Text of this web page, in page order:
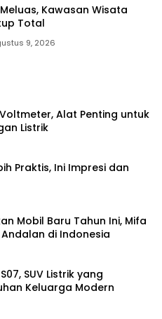
Kawasan Wisata
Total
9, 2026
Alat Penting untuk
Listrik
Praktis, Ini Impresi dan
Mobil Baru Tahun Ini, Mifa
di Indonesia
SUV Listrik yang
Keluarga Modern